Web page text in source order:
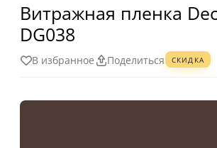
Витражная пленка
DG038
В избранное Поделиться СКИДКА